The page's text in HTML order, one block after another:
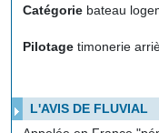
Catégorie bateau
Pilotage timonerie
L'AVIS DE FLUVIAL